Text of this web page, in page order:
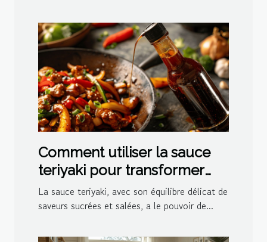
Comment utiliser la sauce
teriyaki pour transformer
vos plats
La sauce teriyaki, avec son équilibre délicat de
saveurs sucrées et salées, a le pouvoir de...